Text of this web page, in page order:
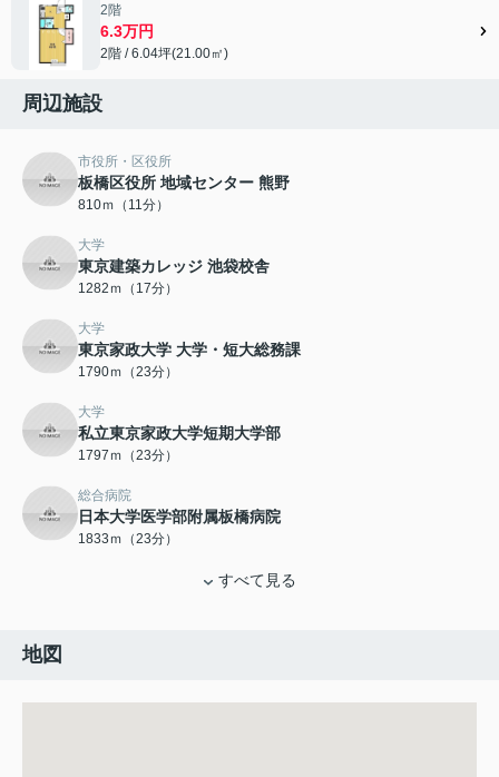
2階
6.3万円
2階 / 6.04坪(21.00㎡)
周辺施設
市役所・区役所
板橋区役所 地域センター 熊野
810ｍ（11分）
大学
東京建築カレッジ 池袋校舎
1282ｍ（17分）
大学
東京家政大学 大学・短大総務課
1790ｍ（23分）
大学
私立東京家政大学短期大学部
1797ｍ（23分）
総合病院
日本大学医学部附属板橋病院
1833ｍ（23分）
すべて見る
地図